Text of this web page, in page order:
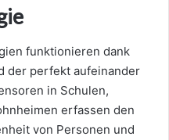
funktionieren dank
der perfekt aufeinander
in Schulen,
erfassen den
von Personen und